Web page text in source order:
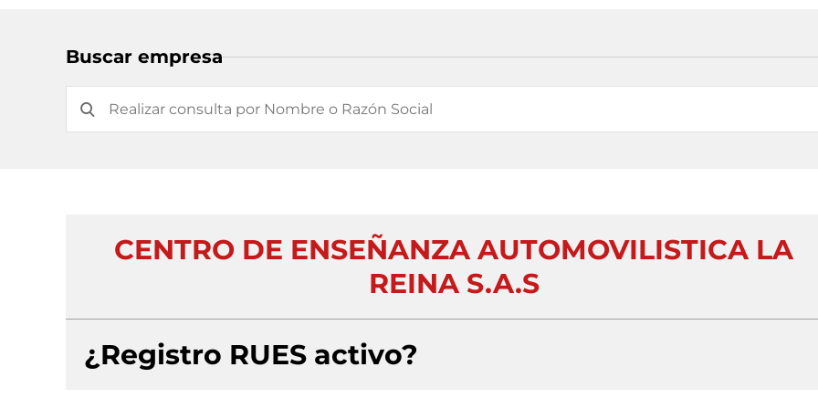
Buscar empresa
CENTRO DE ENSEÑANZA AUTOMOVILISTICA LA
REINA S.A.S
¿Registro RUES activo?